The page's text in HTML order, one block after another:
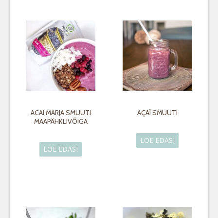
ACAI MARJA SMUUTI
MAAPÄHKLIVÕIGA
LOE EDASI
AÇAÍ SMUUTI
LOE EDASI